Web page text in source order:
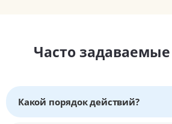
Часто
Какой порядок действий?